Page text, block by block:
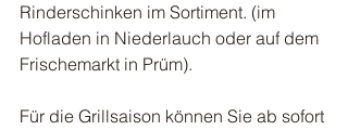
Rinderschinken im Sortiment. (im
Hofladen in Niederlauch oder auf dem
Frischemarkt in Prüm).
Für die Grillsaison können Sie ab sofort